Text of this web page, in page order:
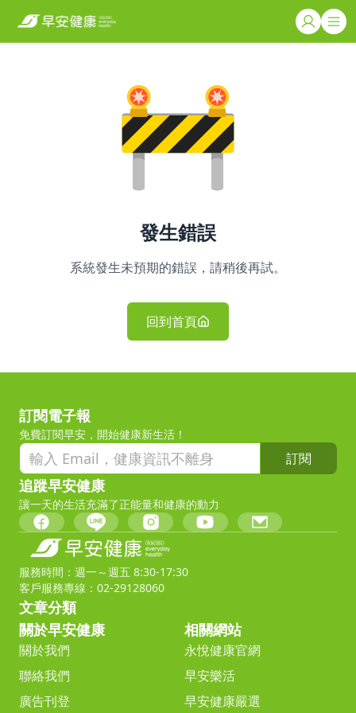
發生錯誤
系統發生未預期的錯誤，請稍後再試。
回到首頁
訂閱電子報
免費訂閱早安，開始健康新生活！
訂閱
追蹤早安健康
讓一天的生活充滿了正能量和健康的動力
服務時間：週一～週五 8:30-17:30
客戶服務專線：02-29128060
文章分類
關於早安健康
關於我們
聯絡我們
廣告刊登
相關網站
永悅健康官網
早安樂活
早安健康嚴選